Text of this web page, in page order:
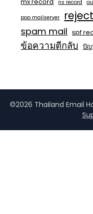
mx record
ns record
pop mailserver
spam mail spf
ข้อความตีกลับ ปัญ
©2026 Thailand Email